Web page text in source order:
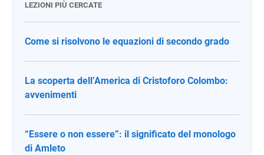
LEZIONI PIÙ CERCATE
Come si risolvono le equazioni di secondo grado
La scoperta dell’America di Cristoforo Colombo:
avvenimenti
“Essere o non essere”: il significato del monologo
di Amleto